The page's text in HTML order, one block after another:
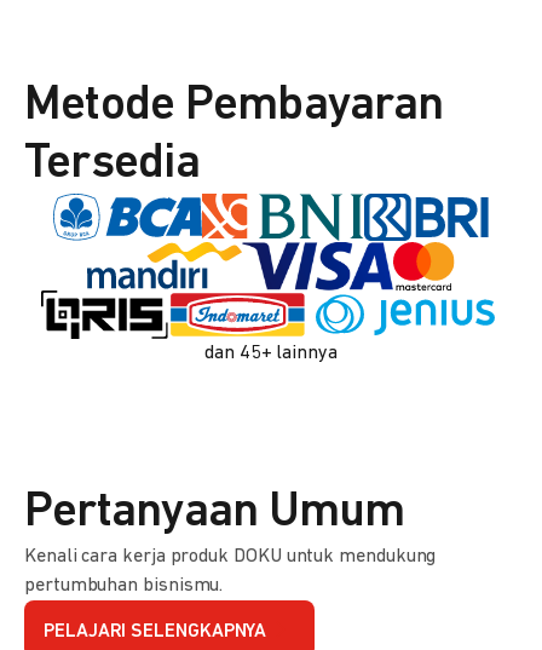
Metode Pembayaran
Tersedia
dan 45+ lainnya
Pertanyaan Umum
Kenali cara kerja produk DOKU untuk mendukung
pertumbuhan bisnismu.
PELAJARI SELENGKAPNYA